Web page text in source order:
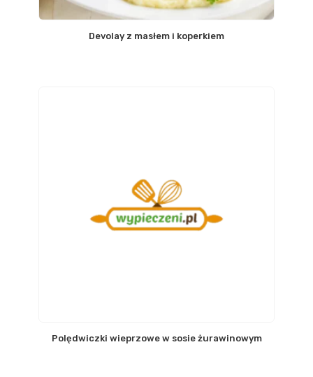
Devolay z masłem i koperkiem
Polędwiczki wieprzowe w sosie żurawinowym